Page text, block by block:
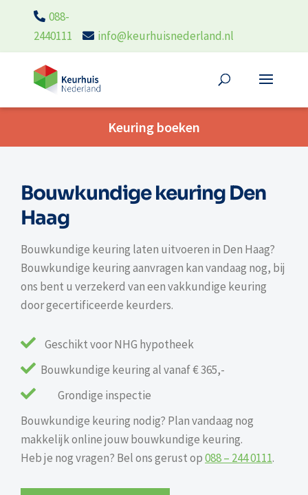
088-
2440111
info@keurhuisnederland.nl
Keuring boeken
Bouwkundige keuring Den
Haag
Bouwkundige keuring laten uitvoeren in Den Haag?
Bouwkundige keuring aanvragen kan vandaag nog, bij
ons bent u verzekerd van een vakkundige keuring
door gecertificeerde keurders.
 Geschikt voor NHG hypotheek
 Bouwkundige keuring al vanaf € 365,-

Grondige inspectie
Bouwkundige keuring nodig? Plan vandaag nog
makkelijk online jouw bouwkundige keuring.
Heb je nog vragen? Bel ons gerust op088 – 244 0111.